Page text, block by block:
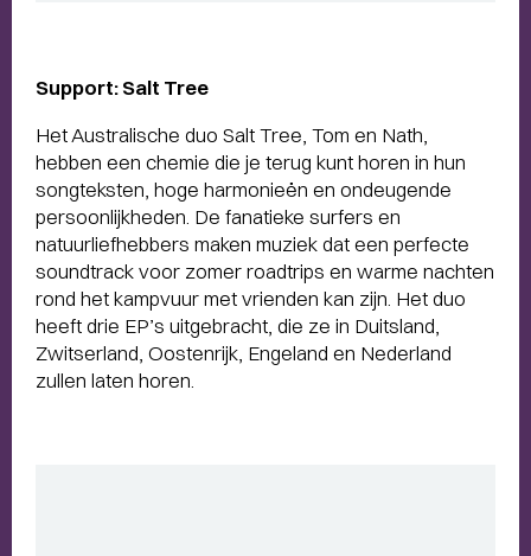
Support: Salt Tree
Het Australische duo Salt Tree, Tom en Nath,
hebben een chemie die je terug kunt horen in hun
songteksten, hoge harmonieën en ondeugende
persoonlijkheden. De fanatieke surfers en
natuurliefhebbers maken muziek dat een perfecte
soundtrack voor zomer roadtrips en warme nachten
rond het kampvuur met vrienden kan zijn. Het duo
heeft drie EP’s uitgebracht, die ze in Duitsland,
Zwitserland, Oostenrijk, Engeland en Nederland
zullen laten horen.